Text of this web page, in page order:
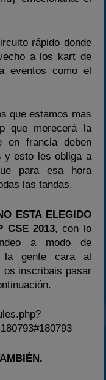
rápido donde
a los kart de
eventos como el
que estamos mas
que merecerá la
en francia deben
y esto les obliga a
para esa hora
las tandas.
ESTA ELEGIDO
CSE 2013, con lo
a modo de
la gente cara al
os inscribais pasar